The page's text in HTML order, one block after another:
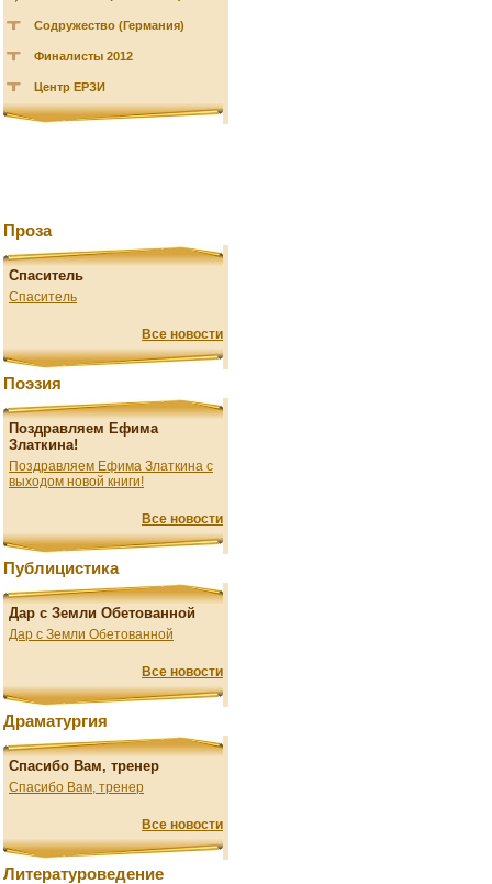
Содружество (Германия)
Финалисты 2012
Центр ЕРЗИ
Проза
Спаситель
Спаситель
Все новости
Поэзия
Поздравляем Ефима
Златкина!
Поздравляем Ефима Златкина с
выходом новой книги!
Все новости
Публицистика
Дар с Земли Обетованной
Дар с Земли Обетованной
Все новости
Драматургия
Спасибо Вам, тренер
Спасибо Вам, тренер
Все новости
Литературоведение